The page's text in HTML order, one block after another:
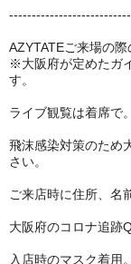
AZYTATEご来場の
※大阪府が定めたガ
す。
ライブ観覧は着席で。
飛沫感染対策のため
さい。
ご来店時に住所、名
大阪府のコロナ追跡
入店時のマスク着用